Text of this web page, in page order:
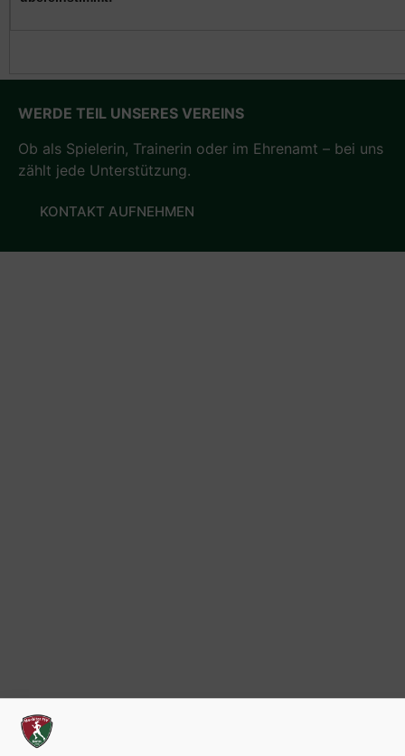
WERDE TEIL UNSERES VEREINS
Ob als Spielerin, Trainerin oder im Ehrenamt – bei uns
zählt jede Unterstützung.
KONTAKT AUFNEHMEN